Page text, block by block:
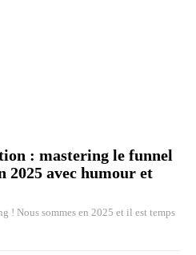
: mastering le funnel
2025 avec humour et
! Nous sommes en 2025 et il est temps